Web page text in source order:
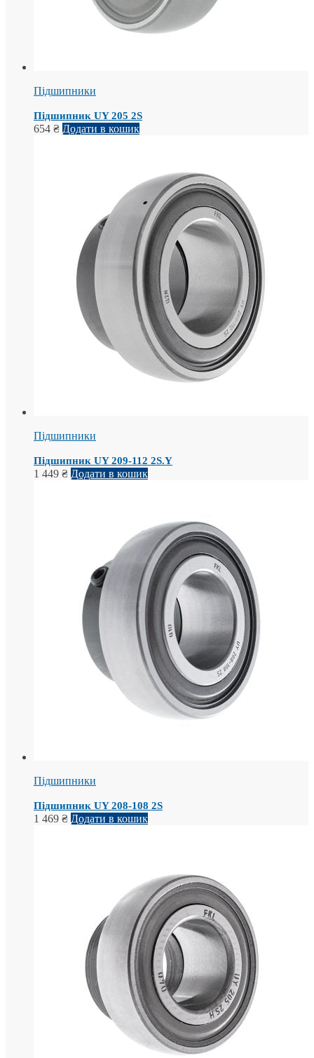
Підшипники
Підшипник UY 205 2S
654 ₴ Додати в кошик
Підшипники
Підшипник UY 209-112 2S.Y
1 449 ₴ Додати в кошик
Підшипники
Підшипник UY 208-108 2S
1 469 ₴ Додати в кошик